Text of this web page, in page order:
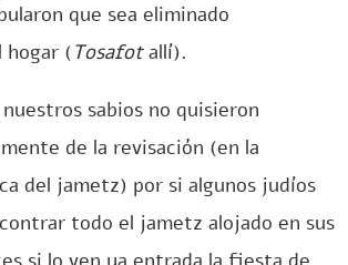
que sea eliminado
hogar (Tosafotallí).
sabios no quisieron
de la revisación (en la
del jametz) por si algunos judíos
todo el jametz alojado en sus